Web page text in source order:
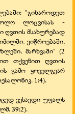
"გიხაროდეთ
ლოცვისას -
ღვთის მსახურებად
ვიწროებაში,
მარხვაში" (2
თქვენით ღვთის
გამო ყოველგვარ
1:4).
ვესავდი უფალს
39:2).